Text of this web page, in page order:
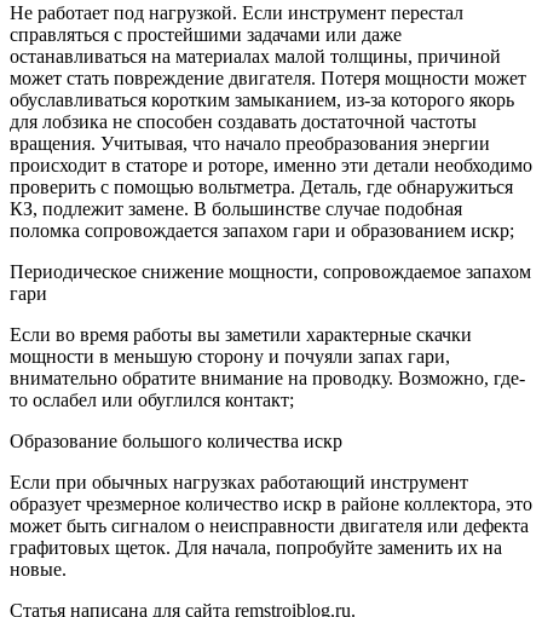
Не работает под нагрузкой. Если инструмент перестал
справляться с простейшими задачами или даже
останавливаться на материалах малой толщины, причиной
может стать повреждение двигателя. Потеря мощности может
обуславливаться коротким замыканием, из-за которого якорь
для лобзика не способен создавать достаточной частоты
вращения. Учитывая, что начало преобразования энергии
происходит в статоре и роторе, именно эти детали необходимо
проверить с помощью вольтметра. Деталь, где обнаружиться
КЗ, подлежит замене. В большинстве случае подобная
поломка сопровождается запахом гари и образованием искр;
Периодическое снижение мощности, сопровождаемое запахом
гари
Если во время работы вы заметили характерные скачки
мощности в меньшую сторону и почуяли запах гари,
внимательно обратите внимание на проводку. Возможно, где-
то ослабел или обуглился контакт;
Образование большого количества искр
Если при обычных нагрузках работающий инструмент
образует чрезмерное количество искр в районе коллектора, это
может быть сигналом о неисправности двигателя или дефекта
графитовых щеток. Для начала, попробуйте заменить их на
новые.
Статья написана для сайта remstroiblog.ru.